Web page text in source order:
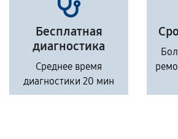
Бесплатная
диагностика
Среднее время
диагностики 20 мин